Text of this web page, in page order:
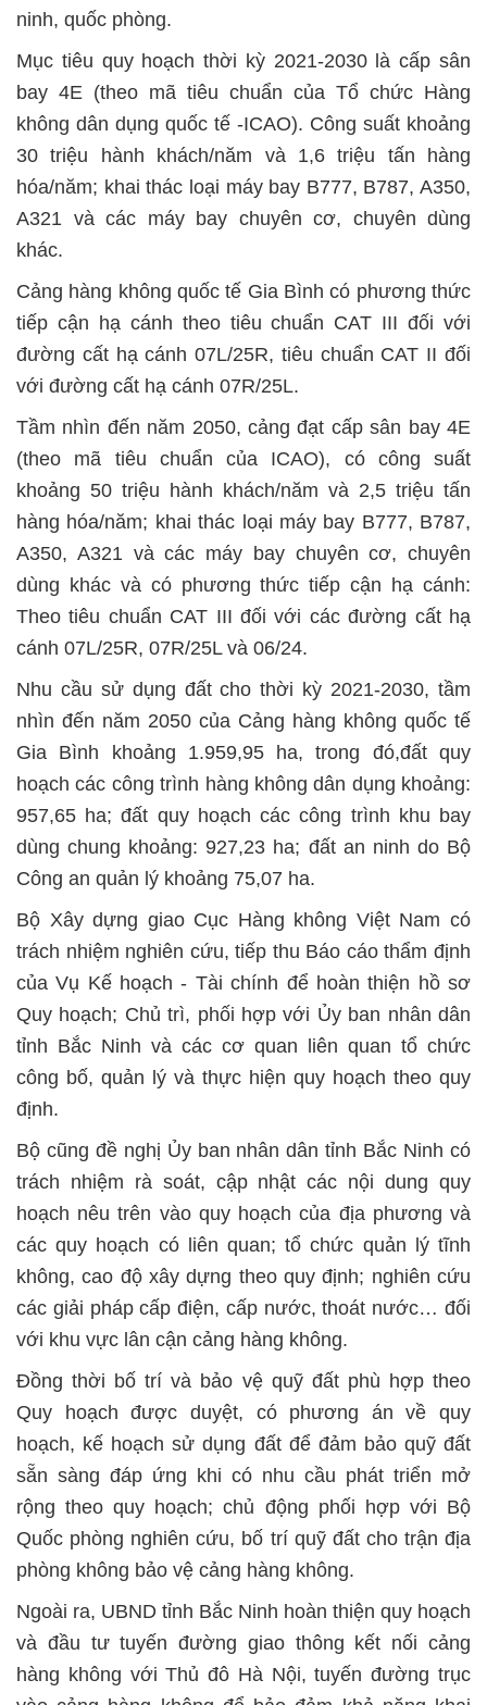
ninh, quốc phòng.
Mục tiêu quy hoạch thời kỳ 2021-2030 là cấp sân
bay 4E (theo mã tiêu chuẩn của Tổ chức Hàng
không dân dụng quốc tế -ICAO). Công suất khoảng
30 triệu hành khách/năm và 1,6 triệu tấn hàng
hóa/năm; khai thác loại máy bay B777, B787, A350,
A321 và các máy bay chuyên cơ, chuyên dùng
khác.
Cảng hàng không quốc tế Gia Bình có phương thức
tiếp cận hạ cánh theo tiêu chuẩn CAT III đối với
đường cất hạ cánh 07L/25R, tiêu chuẩn CAT II đối
với đường cất hạ cánh 07R/25L.
Tầm nhìn đến năm 2050, cảng đạt cấp sân bay 4E
(theo mã tiêu chuẩn của ICAO), có công suất
khoảng 50 triệu hành khách/năm và 2,5 triệu tấn
hàng hóa/năm; khai thác loại máy bay B777, B787,
A350, A321 và các máy bay chuyên cơ, chuyên
dùng khác và có phương thức tiếp cận hạ cánh:
Theo tiêu chuẩn CAT III đối với các đường cất hạ
cánh 07L/25R, 07R/25L và 06/24.
Nhu cầu sử dụng đất cho thời kỳ 2021-2030, tầm
nhìn đến năm 2050 của Cảng hàng không quốc tế
Gia Bình khoảng 1.959,95 ha, trong đó,đất quy
hoạch các công trình hàng không dân dụng khoảng:
957,65 ha; đất quy hoạch các công trình khu bay
dùng chung khoảng: 927,23 ha; đất an ninh do Bộ
Công an quản lý khoảng 75,07 ha.
Bộ Xây dựng giao Cục Hàng không Việt Nam có
trách nhiệm nghiên cứu, tiếp thu Báo cáo thẩm định
của Vụ Kế hoạch - Tài chính để hoàn thiện hồ sơ
Quy hoạch; Chủ trì, phối hợp với Ủy ban nhân dân
tỉnh Bắc Ninh và các cơ quan liên quan tổ chức
công bố, quản lý và thực hiện quy hoạch theo quy
định.
Bộ cũng đề nghị Ủy ban nhân dân tỉnh Bắc Ninh có
trách nhiệm rà soát, cập nhật các nội dung quy
hoạch nêu trên vào quy hoạch của địa phương và
các quy hoạch có liên quan; tổ chức quản lý tĩnh
không, cao độ xây dựng theo quy định; nghiên cứu
các giải pháp cấp điện, cấp nước, thoát nước… đối
với khu vực lân cận cảng hàng không.
Đồng thời bố trí và bảo vệ quỹ đất phù hợp theo
Quy hoạch được duyệt, có phương án về quy
hoạch, kế hoạch sử dụng đất để đảm bảo quỹ đất
sẵn sàng đáp ứng khi có nhu cầu phát triển mở
rộng theo quy hoạch; chủ động phối hợp với Bộ
Quốc phòng nghiên cứu, bố trí quỹ đất cho trận địa
phòng không bảo vệ cảng hàng không.
Ngoài ra, UBND tỉnh Bắc Ninh hoàn thiện quy hoạch
và đầu tư tuyến đường giao thông kết nối cảng
hàng không với Thủ đô Hà Nội, tuyến đường trục